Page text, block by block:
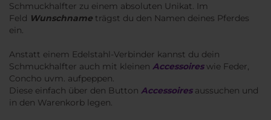
Schmuckhalfter zu einem absoluten Unikat. ​Im
Feld Wunschname trägst du den Namen deines Pferdes
ein.
Anstatt einem Edelstahl-Verbinder kannst du dein
Schmuckhalfter auch mit kleinen Accessoireswie Feder,
Concho uvm. aufpeppen.
Diese einfach über den Button Accessoires aussuchen und
in den Warenkorb legen.